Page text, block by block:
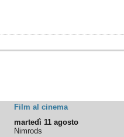
Film al cinema
martedì 11 agosto
Nimrods